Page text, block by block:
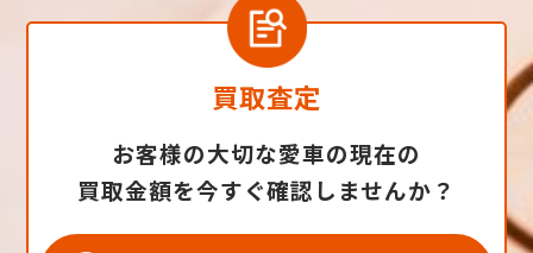
買取査定
お客様の大切な愛車の現在の
買取金額を今すぐ確認しませんか？